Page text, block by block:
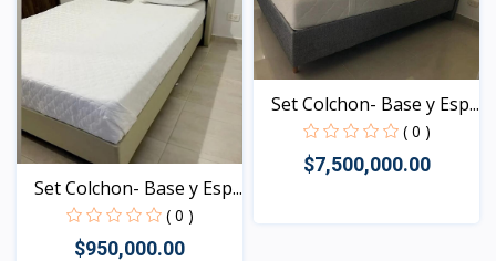
Set Colchon- Base y Esp...
( 0 )
$950,000.00
Set Colchon- Base y Esp...
( 0 )
$7,500,000.00